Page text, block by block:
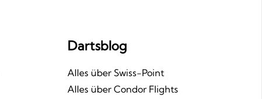
Dartsblog
Alles über Swiss-Point
Alles über Condor Flights